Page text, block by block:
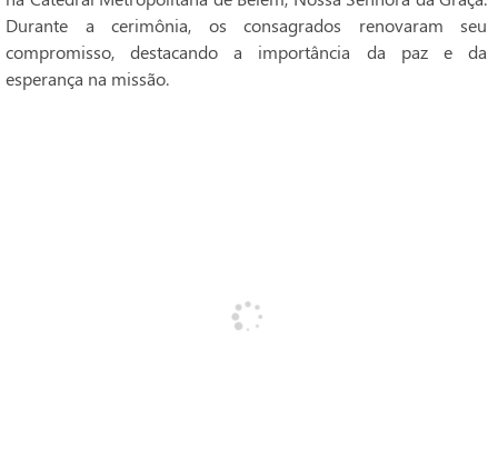
Durante a cerimônia, os consagrados renovaram seu
compromisso, destacando a importância da paz e da
esperança na missão.